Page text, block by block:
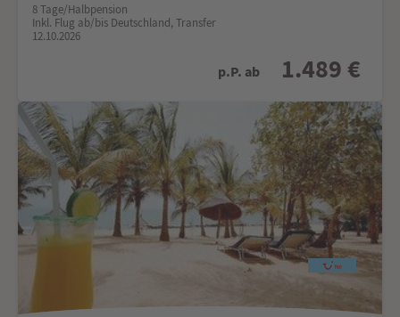
8 Tage/Halbpension
Inkl. Flug ab/bis Deutschland, Transfer
12.10.2026
p.P. ab 1.489 €